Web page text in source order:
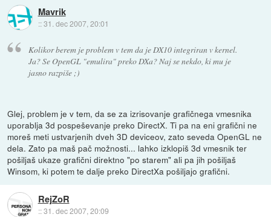
Mavrik
::31. dec 2007, 20:01
Kolikor berem je problem v tem da je DX10 integriran v kernel.
Ja? Se OpenGL "emulira" preko DXa? Naj se nekdo, ki mu je
jasno razpiše ;)
Glej, problem je v tem, da se za izrisovanje grafičnega vmesnika
uporablja 3d pospeševanje preko DirectX. Ti pa na eni grafični ne
moreš meti ustvarjenih dveh 3D deviceov, zato seveda OpenGL ne
dela. Zato pa maš pač možnosti... lahko izklopiš 3d vmesnik ter
pošiljaš ukaze grafični direktno "po starem" ali pa jih pošiljaš
Winsom, ki potem te dalje preko DirectXa pošiljajo grafični.
RejZoR
::31. dec 2007, 20:09